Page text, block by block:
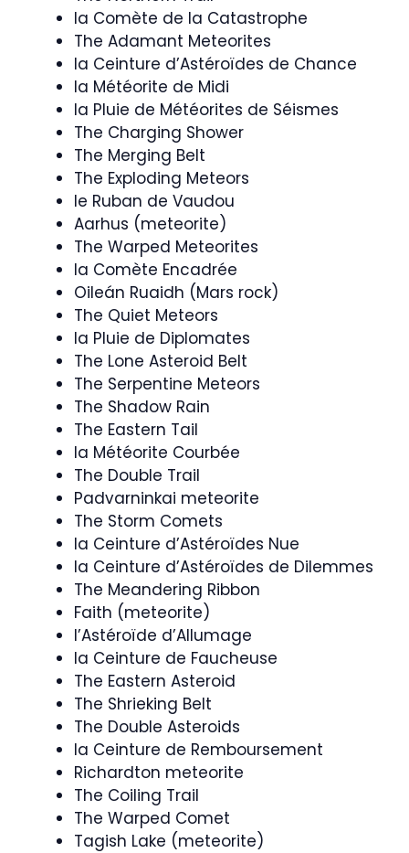
la Comète de la Catastrophe
The Adamant Meteorites
la Ceinture d’Astéroïdes de Chance
la Météorite de Midi
la Pluie de Météorites de Séismes
The Charging Shower
The Merging Belt
The Exploding Meteors
le Ruban de Vaudou
Aarhus (meteorite)
The Warped Meteorites
la Comète Encadrée
Oileán Ruaidh (Mars rock)
The Quiet Meteors
la Pluie de Diplomates
The Lone Asteroid Belt
The Serpentine Meteors
The Shadow Rain
The Eastern Tail
la Météorite Courbée
The Double Trail
Padvarninkai meteorite
The Storm Comets
la Ceinture d’Astéroïdes Nue
la Ceinture d’Astéroïdes de Dilemmes
The Meandering Ribbon
Faith (meteorite)
l’Astéroïde d’Allumage
la Ceinture de Faucheuse
The Eastern Asteroid
The Shrieking Belt
The Double Asteroids
la Ceinture de Remboursement
Richardton meteorite
The Coiling Trail
The Warped Comet
Tagish Lake (meteorite)